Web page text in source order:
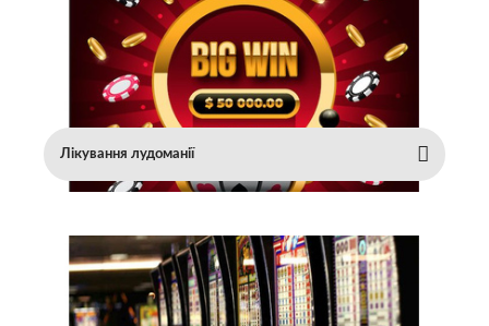
Лікування лудоманії